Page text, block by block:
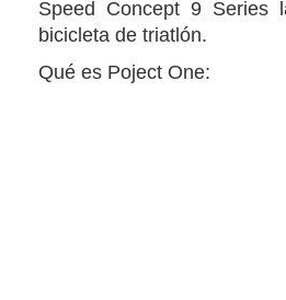
Speed Concept 9
bicicleta de triatlón.
Qué es Poject One: